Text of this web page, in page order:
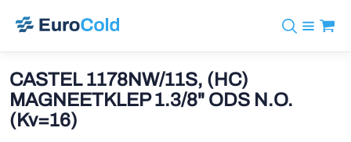
info@eurocold.nl
EN
Merken
BOCK
Castel
Koudemiddelen
Diensten
Downloads
Nieuws
CASTEL 1178NW/11S, (HC)
MAGNEETKLEP 1.3/8" ODS N.O.
(Kv=16)